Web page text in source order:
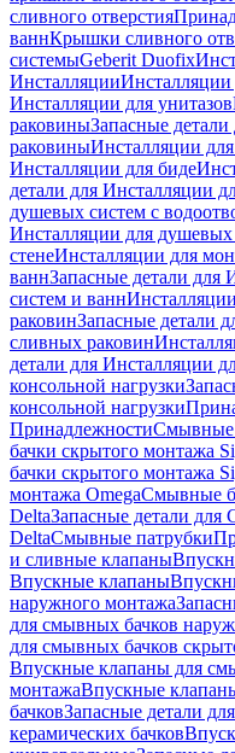
сливного отверстия
ваннКрышки сливного
системыGeberit Duofix
ИнсталляцииИнсталляции
Инсталляции для унитазов
раковиныЗапасные
раковиныИнсталляции
Инсталляции для биде
детали для Инсталляции
душевых систем с
Инсталляции для душевых
стенеИнсталляции для
ваннЗапасные детали для
систем и ванн
раковинЗапасные детали
сливных раковин
детали для Инсталляции
консольной нагрузки
консольной нагрузки
ПринадлежностиСмывные
бачки скрытого монтажа
бачки скрытого монтажа
монтажа OmegaСмывные
DeltaЗапасные детали
DeltaСмывные патрубки
и сливные клапаны
Впускные клапаны
наружного монтажа
для смывных бачков
для смывных бачков
Впускные клапаны для
монтажаВпускные
бачковЗапасные детали
керамических бачков